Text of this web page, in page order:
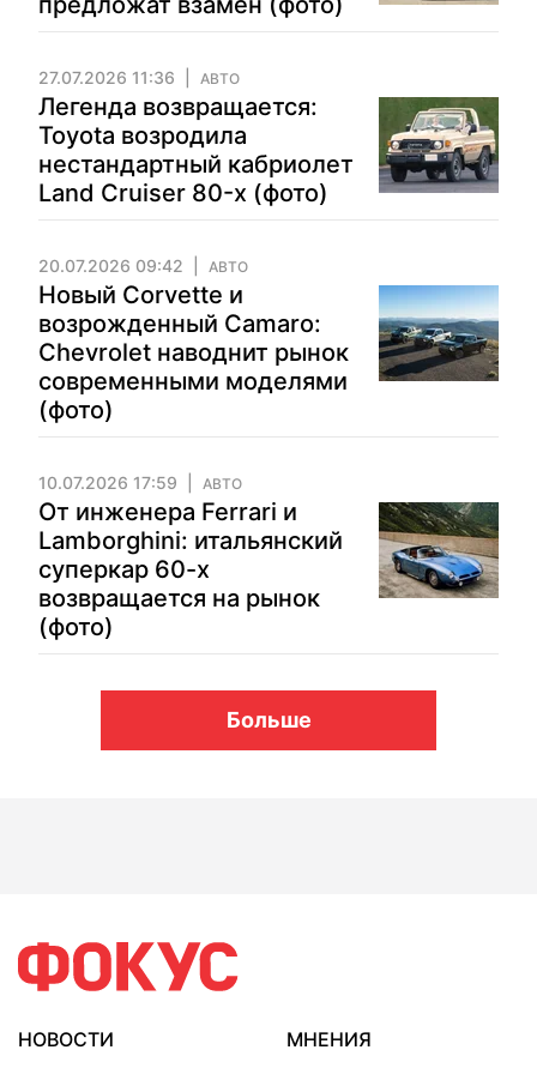
27.07.2026 11:36 АВТО
Легенда возвращается:
Toyota возродила
нестандартный кабриолет
Land Cruiser 80-х (фото)
20.07.2026 09:42 АВТО
Новый Corvette и
возрожденный Camaro:
Chevrolet наводнит рынок
современными моделями
(фото)
10.07.2026 17:59 АВТО
От инженера Ferrari и
Lamborghini: итальянский
суперкар 60-х
возвращается на рынок
(фото)
Больше
НОВОСТИ
МНЕНИЯ